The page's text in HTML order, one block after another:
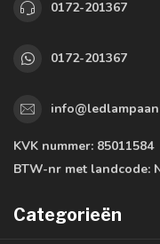
0172-201367
0172-201367
KVK nummer: 85011584
BTW-nr met landcode:
Categorieën